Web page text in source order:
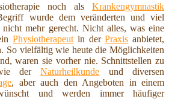
noch als Krankengymnastik
wurde dem veränderten und viel
mehr gerecht. Nicht alles, was eine
Physiotherapeut in derPraxis anbietet,
So vielfältig wie heute die Möglichkeiten
waren sie vorher nie. Schnittstellen zu
wie derNaturheilkunde und diversen
, aber auch den Angeboten in einem
und werden immer häufiger